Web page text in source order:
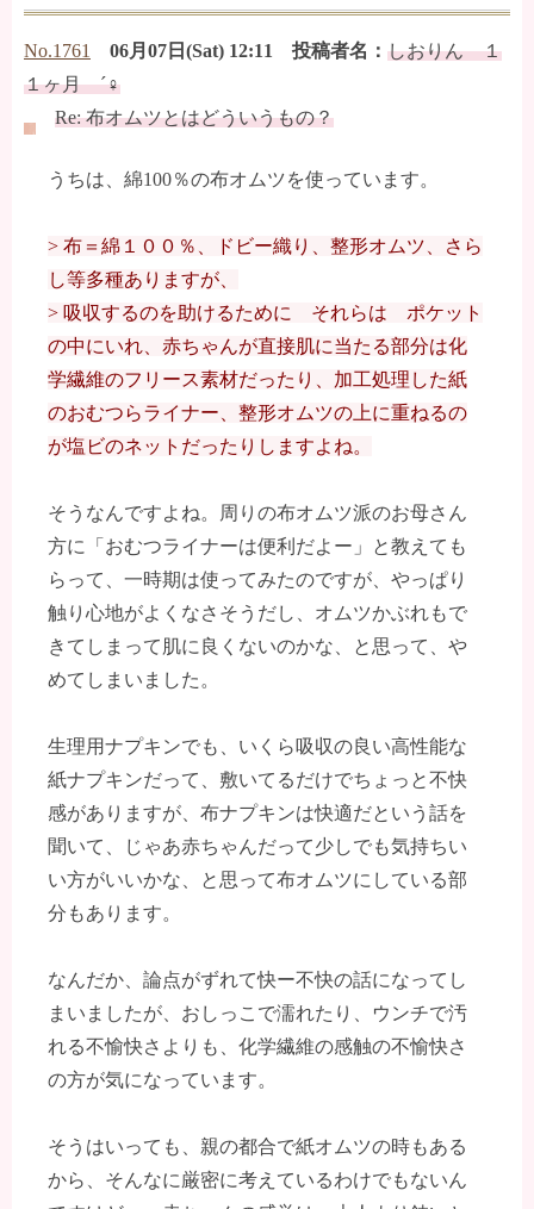
No.1761 06月07日(Sat) 12:11 投稿者名： しおりん １
１ヶ月 ´♀
Re: 布オムツとはどういうもの？
うちは、綿100％の布オムツを使っています。
> 布＝綿１００％、ドビー織り、整形オムツ、さら
し等多種ありますが、
> 吸収するのを助けるために それらは ポケット
の中にいれ、赤ちゃんが直接肌に当たる部分は化
学繊維のフリース素材だったり、加工処理した紙
のおむつらライナー、整形オムツの上に重ねるの
が塩ビのネットだったりしますよね。
そうなんですよね。周りの布オムツ派のお母さん
方に「おむつライナーは便利だよー」と教えても
らって、一時期は使ってみたのですが、やっぱり
触り心地がよくなさそうだし、オムツかぶれもで
きてしまって肌に良くないのかな、と思って、や
めてしまいました。
生理用ナプキンでも、いくら吸収の良い高性能な
紙ナプキンだって、敷いてるだけでちょっと不快
感がありますが、布ナプキンは快適だという話を
聞いて、じゃあ赤ちゃんだって少しでも気持ちい
い方がいいかな、と思って布オムツにしている部
分もあります。
なんだか、論点がずれて快ー不快の話になってし
まいましたが、おしっこで濡れたり、ウンチで汚
れる不愉快さよりも、化学繊維の感触の不愉快さ
の方が気になっています。
そうはいっても、親の都合で紙オムツの時もある
から、そんなに厳密に考えているわけでもないん